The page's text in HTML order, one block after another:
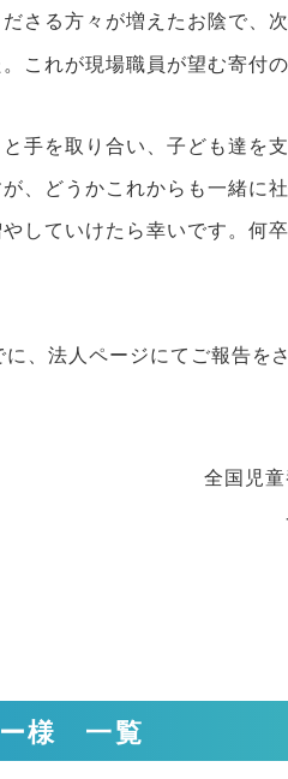
さる方々が増えたお陰で、
これが現場職員が望む寄付の
手を取り合い、子ども達を
、どうかこれからも一緒に
していけたら幸いです。
何
、法人ページにてご報告を
全国児
様 一覧